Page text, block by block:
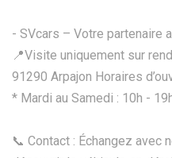
- SVcars – Votre partenaire
📍Visite uniquement sur
91290 Arpajon Horaires
* Mardi au Samedi : 10h -
📞 Contact : Échangez avec